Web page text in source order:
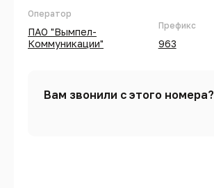
Оператор
ПАО "Вымпел-
Коммуникации"
Префикс
963
Вам звонили с этого номера?